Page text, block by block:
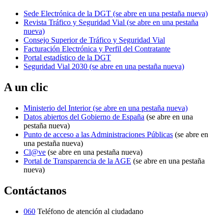
Sede Electrónica de la DGT (se abre en una pestaña nueva)
Revista Tráfico y Seguridad Vial (se abre en una pestaña
nueva)
Consejo Superior de Tráfico y Seguridad Vial
Facturación Electrónica y Perfil del Contratante
Portal estadístico de la DGT
Seguridad Vial 2030 (se abre en una pestaña nueva)
A un clic
Ministerio del Interior(se abre en una pestaña nueva)
Datos abiertos del Gobierno de España (se abre en una
pestaña nueva)
Punto de acceso a las Administraciones Públicas (se abre en
una pestaña nueva)
Cl@ve (se abre en una pestaña nueva)
Portal de Transparencia de la AGE (se abre en una pestaña
nueva)
Contáctanos
060 Teléfono de atención al ciudadano